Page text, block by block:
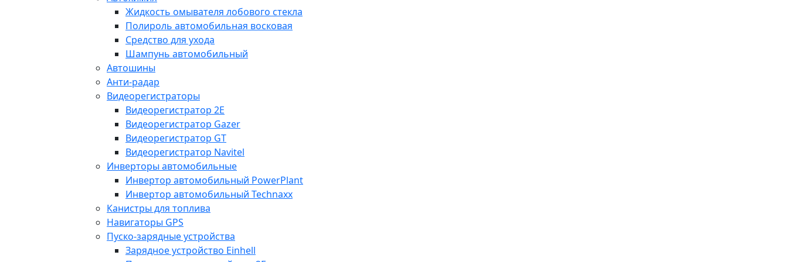
Жидкость омывателя лобового стекла
Полироль автомобильная восковая
Средство для ухода
Шампунь автомобильный
Автошины
Анти-радар
Видеорегистраторы
Видеорегистратор 2E
Видеорегистратор Gazer
Видеорегистратор GT
Видеорегистратор Navitel
Инверторы автомобильные
Инвертор автомобильный PowerPlant
Инвертор автомобильный Technaxx
Канистры для топлива
Навигаторы GPS
Пуско-зарядные устройства
Зарядное устройство Einhell